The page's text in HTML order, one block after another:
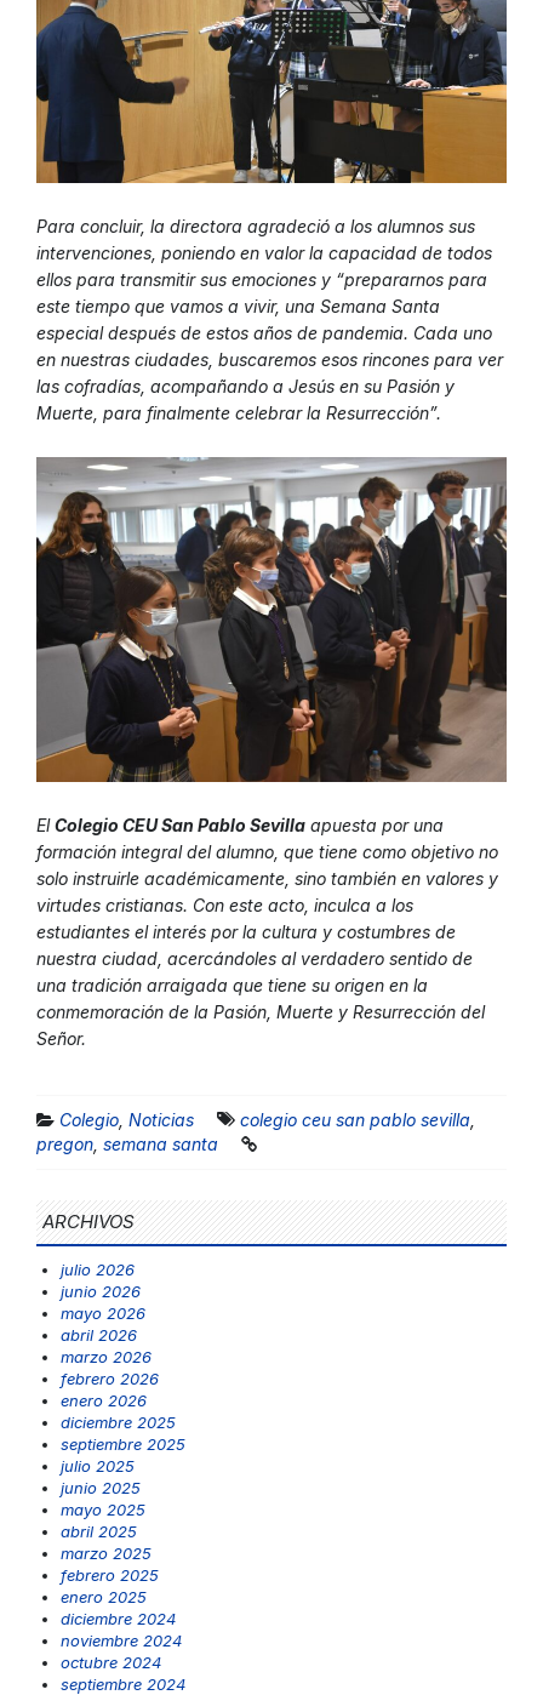
Para concluir, la directora agradeció a los alumnos sus
intervenciones, poniendo en valor la capacidad de todos
ellos para transmitir sus emociones y “prepararnos para
este tiempo que vamos a vivir, una Semana Santa
especial después de estos años de pandemia. Cada uno
en nuestras ciudades, buscaremos esos rincones para ver
las cofradías, acompañando a Jesús en su Pasión y
Muerte, para finalmente celebrar la Resurrección”.
ElColegio CEU San Pablo Sevilla apuesta por una
formación integral del alumno, que tiene como objetivo no
solo instruirle académicamente, sino también en valores y
virtudes cristianas. Con este acto, inculca a los
estudiantes el interés por la cultura y costumbres de
nuestra ciudad, acercándoles al verdadero sentido de
una tradición arraigada que tiene su origen en la
conmemoración de la Pasión, Muerte y Resurrección del
Señor.
Colegio Noticias colegio ceu san pablo sevilla
pregon semana santa
ARCHIVOS
julio 2026
junio 2026
mayo 2026
abril 2026
marzo 2026
febrero 2026
enero 2026
diciembre 2025
septiembre 2025
julio 2025
junio 2025
mayo 2025
abril 2025
marzo 2025
febrero 2025
enero 2025
diciembre 2024
noviembre 2024
octubre 2024
septiembre 2024